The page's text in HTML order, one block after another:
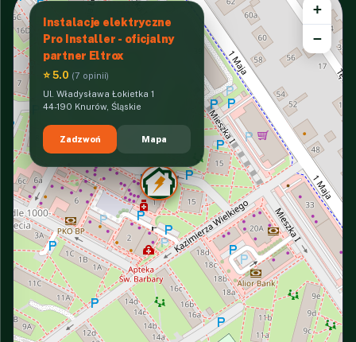
Instalacje elektryczne
Pro Installer - oficjalny
partner Eltrox
⭐ 5.0 (7 opinii)
Ul. Władysława Łokietka 1
44-190 Knurów, Śląskie
Zadzwoń Mapa
+
−